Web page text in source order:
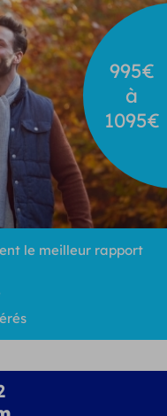
995€
à
1095€
le meilleur rapport